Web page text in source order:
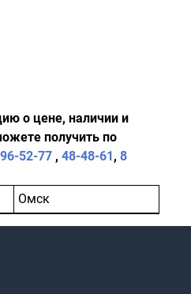
о цене, наличии и
получить по
52-77 , 48-48-61, 8
Омск